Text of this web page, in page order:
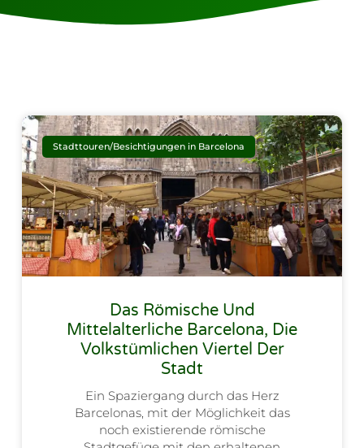
Stadttouren/Besichtigungen in Barcelona
Das Römische Und
Mittelalterliche Barcelona, Die
Volkstümlichen Viertel Der
Stadt
Ein Spaziergang durch das Herz
Barcelonas, mit der Möglichkeit das
noch existierende römische